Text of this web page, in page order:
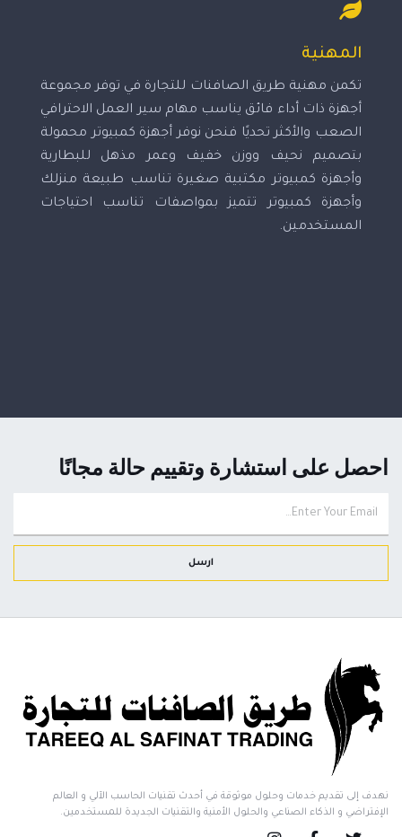
المهنية
تكمن مهنية طريق الصافنات للتجارة في توفر مجموعة
أجهزة ذات أداء فائق يناسب مهام سير العمل الاحترافي
الصعب والأكثر تحديًا فنحن نوفر أجهزة كمبيوتر محمولة
بتصميم نحيف ووزن خفيف وعمر مذهل للبطارية
وأجهزة كمبيوتر مكتبية صغيرة تناسب طبيعة منزلك
وأجهزة كمبيوتر تتميز بمواصفات تناسب احتياجات
المستخدمين.
احصل على استشارة وتقييم حالة مجانًا
ارسل
نهدف إلى تقديم خدمات وحلول موثوقة في أحدث تقنيات الحاسب الآلي و العالم
الإفتراضي و الذكاء الصناعي والحلول الأمنية والتقنيات الجديدة للمستخدمين.